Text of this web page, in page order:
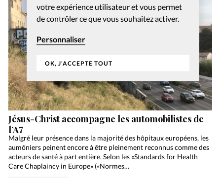
votre expérience utilisateur et vous permet
de contrôler ce que vous souhaitez activer.
Personnaliser
OK, J'ACCEPTE TOUT
Jésus-Christ accompagne les automobilistes de
l’A7
Malgré leur présence dans la majorité des hôpitaux européens, les
aumôniers peinent encore à être pleinement reconnus comme des
acteurs de santé à part entière. Selon les «Standards for Health
Care Chaplaincy in Europe» («Normes…